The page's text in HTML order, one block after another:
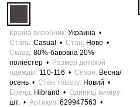
Країна виробник Украина
Стиль Casual Стан Нове
Склад 80%-бавовна 20%-
поліестер
Размер детской
одежды 110-116 Сезон Весна/
осень
Стан товару Новий
Бренд Hibrand
Одиниці виміру
шт.
Артикул 629947563